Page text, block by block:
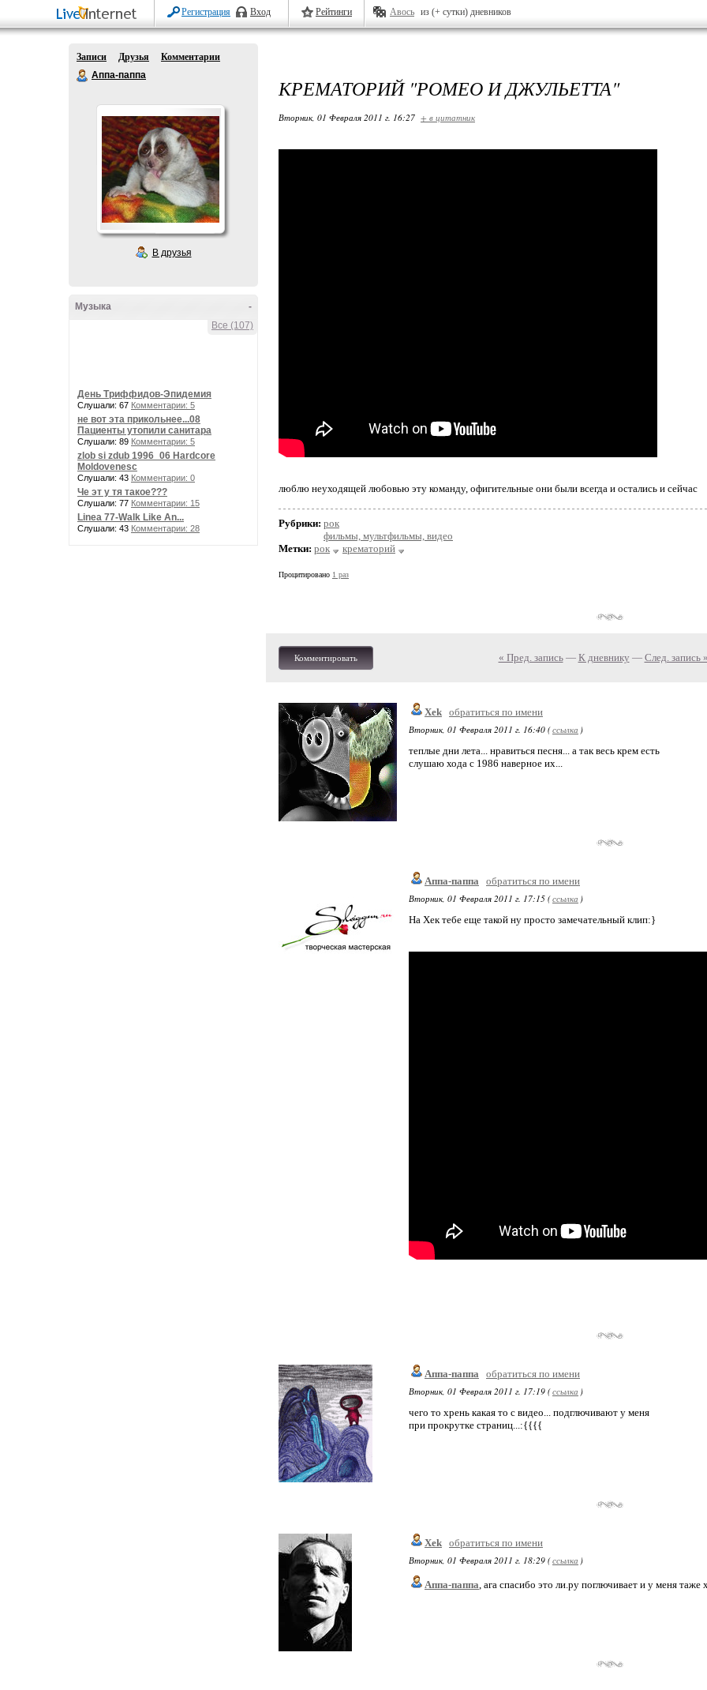
Регистрация Вход Рейтинги Авось из (+ сутки) дневников
Записи Друзья
Комментарии
Аппа-паппа
В друзья
-
Музыка
Все (107)
День Триффидов-Эпидемия
Слушали: 67 Комментарии: 5
не вот эта прикольнее...08
Пациенты утопили санитара
Слушали: 89 Комментарии: 5
zlob si zdub 1996_06 Hardcore
Moldovenesc
Слушали: 43 Комментарии: 0
Че эт у тя такое???
Слушали: 77 Комментарии: 15
Linea 77-Walk Like An...
Слушали: 43 Комментарии: 28
КРЕМАТОРИЙ "РОМЕО И ДЖУЛЬЕТТА"
Вторник, 01 Февраля 2011 г. 16:27 + в цитатник
люблю неуходящей любовью эту команду, офигительные они были всегда и остались и сейчас
Рубрики: рок
фильмы, мультфильмы, видео
Метки: рок крематорий
Процитировано 1 раз
Комментировать « Пред. запись— К дневнику — След. запись »
Xek обратиться по имени
Вторник, 01 Февраля 2011 г. 16:40 (ссылка )
теплые дни лета... нравиться песня... а так весь крем есть
слушаю хода с 1986 наверное их...
Аппа-паппа
обратиться по имени
Вторник, 01 Февраля 2011 г. 17:15 (ссылка )
На Хек тебе еще такой ну просто замечательный клип:}
Аппа-паппа
обратиться по имени
Вторник, 01 Февраля 2011 г. 17:19 (ссылка )
чего то хрень какая то с видео... подглючивают у меня
при прокрутке страниц...:{{{{
Xek обратиться по имени
Вторник, 01 Февраля 2011 г. 18:29 (ссылка )
Аппа-паппа, ага спасибо это ли.ру поглючивает и у меня таже